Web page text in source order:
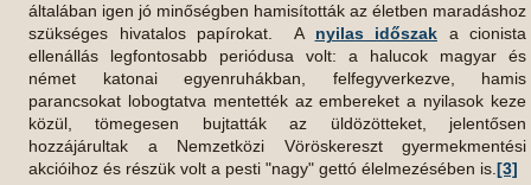
általában igen jó minőségben hamisították az életben maradáshoz
szükséges hivatalos papírokat. A nyilas időszak a cionista
ellenállás legfontosabb periódusa volt: a halucok magyar és
német katonai egyenruhákban, felfegyverkezve, hamis
parancsokat lobogtatva mentették az embereket a nyilasok keze
közül, tömegesen bujtatták az üldözötteket, jelentősen
hozzájárultak a Nemzetközi Vöröskereszt gyermekmentési
akcióihoz és részük volt a pesti "nagy" gettó élelmezésében is. [3]